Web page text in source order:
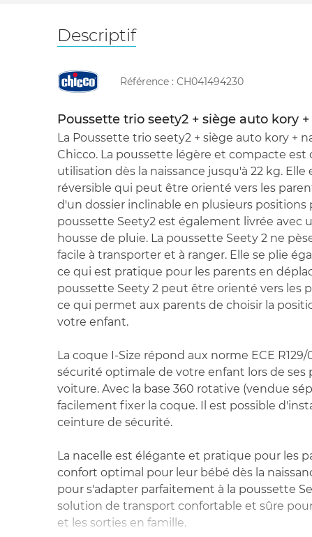
Descriptif
Référence : CH041494230
Poussette trio seety2 + siège auto kory
La Poussette trio seety2 + siège auto kory +
Chicco. La poussette légère et compacte est
utilisation dès la naissance jusqu'à 22 kg.
réversible qui peut être orienté vers les
d'un dossier inclinable en plusieurs positions
poussette Seety2 est également livrée avec
housse de pluie. La poussette Seety 2 ne
facile à transporter et à ranger. Elle se plie
ce qui est pratique pour les parents en
poussette Seety 2 peut être orienté vers les
ce qui permet aux parents de choisir la
votre enfant.
La coque I-Size répond aux norme ECE
sécurité optimale de votre enfant lors de ses
voiture. Avec la base 360 rotative (vendue
facilement fixer la coque. Il est possible
ceinture de sécurité.
La nacelle est élégante et pratique pour les
confort optimal pour leur bébé dès la
pour s'adapter parfaitement à la poussette
solution de transport confortable et sûre
et les sorties en famille.